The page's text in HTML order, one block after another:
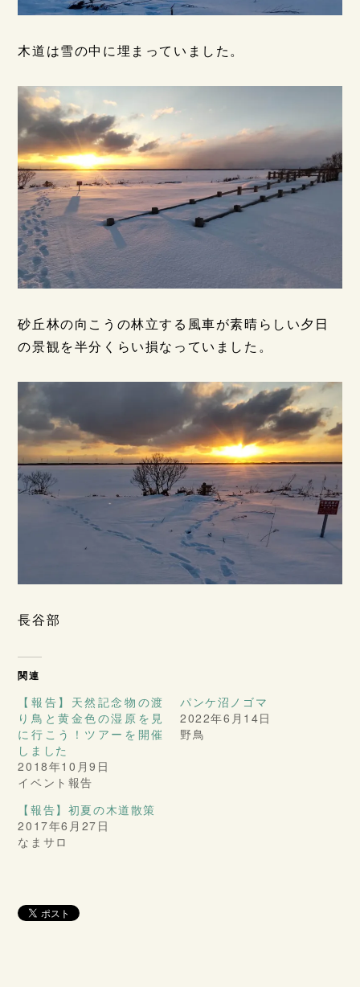
木道は雪の中に埋まっていました。
砂丘林の向こうの林立する風車が素晴らしい夕日
の景観を半分くらい損なっていました。
長谷部
関連
【報告】天然記念物の渡
り鳥と黄金色の湿原を見
に行こう！ツアーを開催
しました
2018年10月9日
イベント報告
パンケ沼ノゴマ
2022年6月14日
野鳥
【報告】初夏の木道散策
2017年6月27日
なまサロ